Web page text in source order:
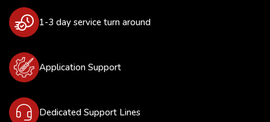
1-3 day service turn around
Application Support
Dedicated Support Lines